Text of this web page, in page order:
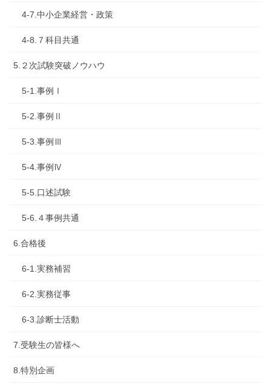
4-7.中小企業経営・政策
4-8.７科目共通
5.２次試験突破ノウハウ
5-1.事例Ⅰ
5-2.事例Ⅱ
5-3.事例Ⅲ
5-4.事例Ⅳ
5-5.口述試験
5-6.４事例共通
6.合格後
6-1.実務補習
6-2.実務従事
6-3.診断士活動
7.受験生の皆様へ
8.特別企画